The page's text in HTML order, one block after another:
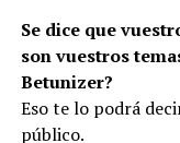
Se dice que
son vuestros
Betunizer?
Eso te lo podrá
público.